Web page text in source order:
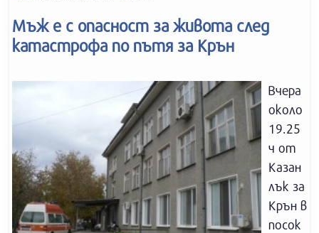
Мъж е с опасност за живота след
катастрофа по пътя за Крън
Вчера
около
19.25
ч от
Казан
лък за
Крън в
посок